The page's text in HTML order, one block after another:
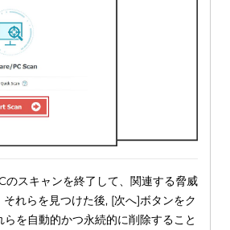
スキャンを終了して、関連する脅威
れらを見つけた後, [次へ]ボタンをク
らを自動的かつ永続的に削除すること